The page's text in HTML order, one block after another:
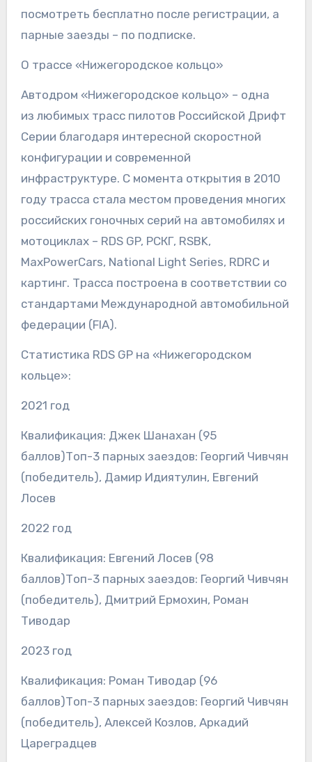
посмотреть бесплатно после регистрации, а
парные заезды – по подписке.
О трассе «Нижегородское кольцо»
Автодром «Нижегородское кольцо» – одна
из любимых трасс пилотов Российской Дрифт
Серии благодаря интересной скоростной
конфигурации и современной
инфраструктуре. С момента открытия в 2010
году трасса стала местом проведения многих
российских гоночных серий на автомобилях и
мотоциклах – RDS GP, РСКГ, RSBK,
MaxPowerCars, National Light Series, RDRC и
картинг. Трасса построена в соответствии со
стандартами Международной автомобильной
федерации (FIA).
Статистика RDS GP на «Нижегородском
кольце»:
2021 год
Квалификация: Джек Шанахан (95
баллов)Топ-3 парных заездов: Георгий Чивчян
(победитель), Дамир Идиятулин, Евгений
Лосев
2022 год
Квалификация: Евгений Лосев (98
баллов)Топ-3 парных заездов: Георгий Чивчян
(победитель), Дмитрий Ермохин, Роман
Тиводар
2023 год
Квалификация: Роман Тиводар (96
баллов)Топ-3 парных заездов: Георгий Чивчян
(победитель), Алексей Козлов, Аркадий
Цареградцев